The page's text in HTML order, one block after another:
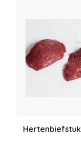
Hertenbiefstuk